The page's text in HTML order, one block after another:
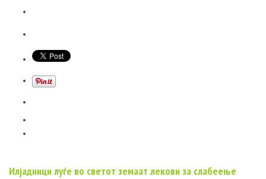
Илјадници луѓе во светот земаат лекови за слабеење